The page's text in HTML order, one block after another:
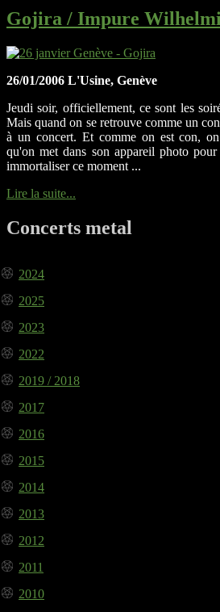
Gojira / Impure
26/01/2006 L'Usine, Genève
Jeudi soir, officiellement, ce sont les
Mais quand on se retrouve comme un
à un concert. Et comme on est con,
qu'on met dans son appareil photo
immortaliser ce moment ...
Lire la suite...
Concerts metal
2024
2025
2023
2022
2019 / 2018
2017
2016
2015
2014
2013
2012
2011
2010